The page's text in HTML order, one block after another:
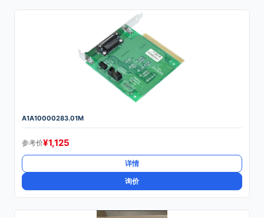
A1A10000283.01M
参考价¥1,125
详情
询价